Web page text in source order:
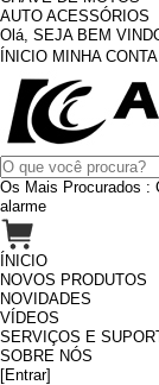
AUTO ACESSÓRIOS
Olá, SEJA BEM
ÍNICIO MINHA CONTA
Os Mais Procurados :
alarme
ÍNICIO
NOVOS PRODUTOS
NOVIDADES
VÍDEOS
SERVIÇOS E
SOBRE NÓS
[Entrar]